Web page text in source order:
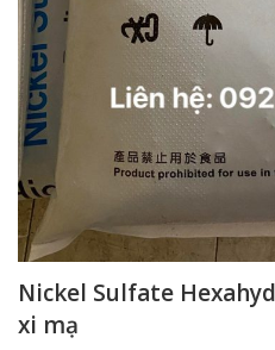
Nickel Sulfate
xi mạ